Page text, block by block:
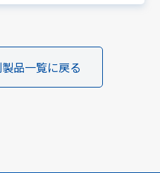
品一覧に戻る